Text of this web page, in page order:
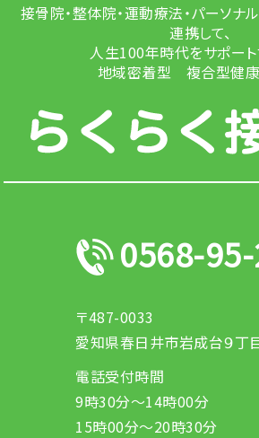
接骨院・整体院・運動療法・パーソナ
連携して、
人生100年時代をサポー
地域密着型 複合型健
0568-
〒487-0033
愛知県春日井市岩成台９丁
電話受付時間
9時30分～14時00分
15時00分～20時30分